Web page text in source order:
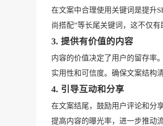
在文案中合理使用关键词是提升
尚搭配”等长尾关键词，这不仅
3. 提供有价值的内容
内容的价值决定了用户的留存率
实用性和可信度。确保文案结构
4. 引导互动和分享
在文案结尾，鼓励用户评论和分
提高内容的曝光率，进一步推动